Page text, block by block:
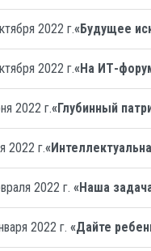
2022 г.«Будущее
2022 г.«На ИТ-
2022 г.«Глубинный
2022 г.
2022 г. «Наша
2022 г. «Дайте